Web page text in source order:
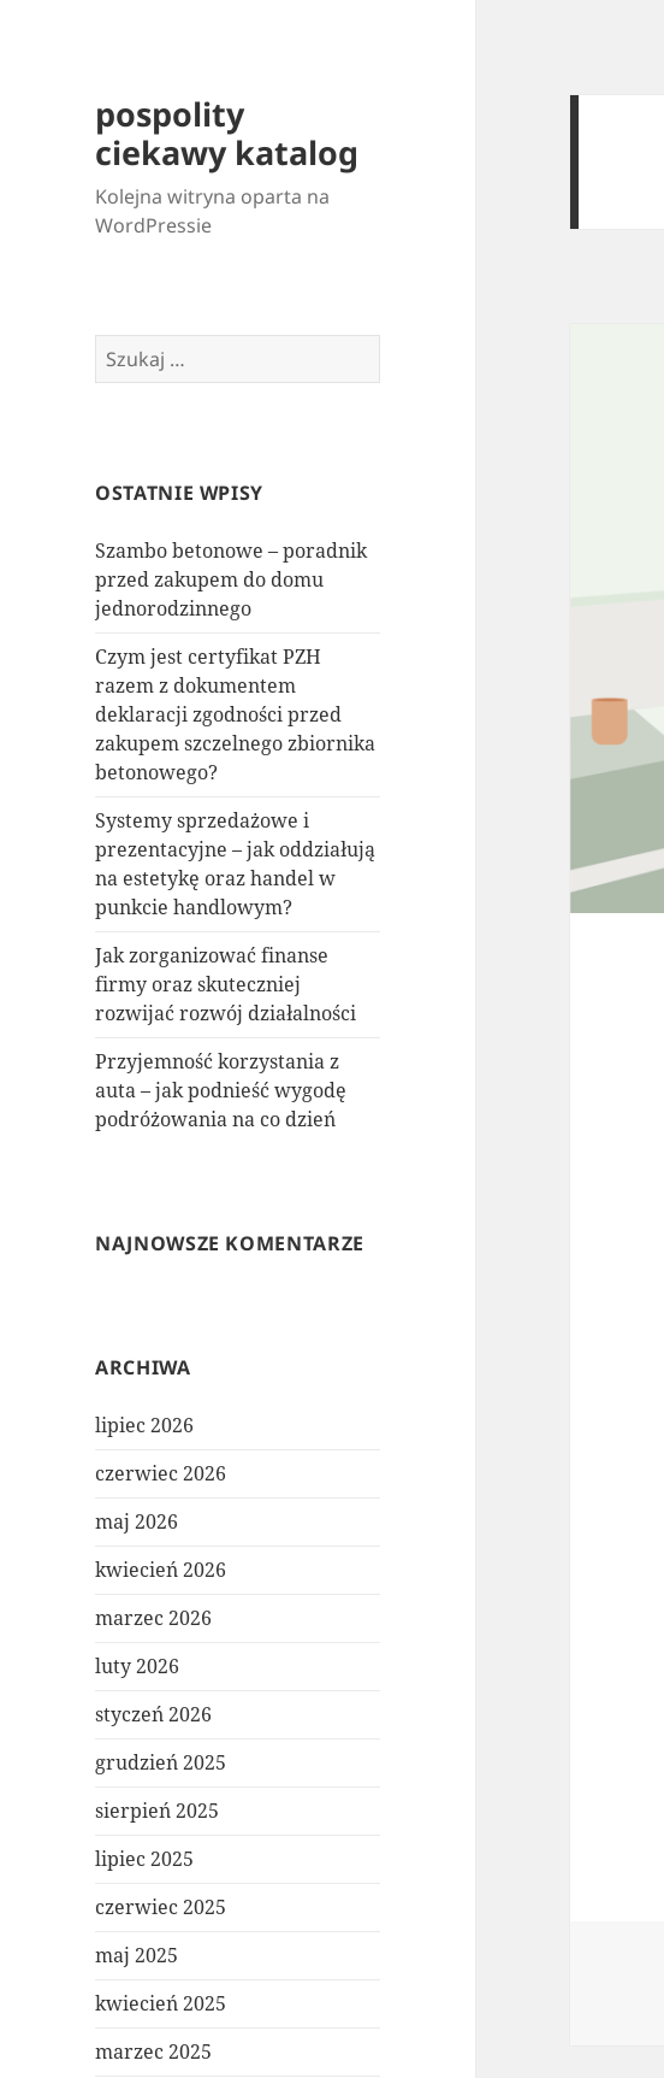
pospolity
ciekawy katalog
Kolejna witryna oparta na
WordPressie
Szukaj:
OSTATNIE WPISY
Szambo betonowe – poradnik
przed zakupem do domu
jednorodzinnego
Czym jest certyfikat PZH
razem z dokumentem
deklaracji zgodności przed
zakupem szczelnego zbiornika
betonowego?
Systemy sprzedażowe i
prezentacyjne – jak oddziałują
na estetykę oraz handel w
punkcie handlowym?
Jak zorganizować finanse
firmy oraz skuteczniej
rozwijać rozwój działalności
Przyjemność korzystania z
auta – jak podnieść wygodę
podróżowania na co dzień
NAJNOWSZE KOMENTARZE
ARCHIWA
lipiec 2026
czerwiec 2026
maj 2026
kwiecień 2026
marzec 2026
luty 2026
styczeń 2026
grudzień 2025
sierpień 2025
lipiec 2025
czerwiec 2025
maj 2025
kwiecień 2025
marzec 2025